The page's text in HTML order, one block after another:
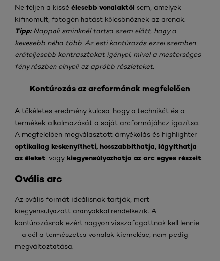
Ne féljen a kissé élesebb vonalaktól sem, amelyek
kifinomult, fotogén hatást kölcsönöznek az arcnak.
Tipp:Nappali sminknél tartsa szem előtt, hogy a
kevesebb néha több. Az esti kontúrozás ezzel szemben
erőteljesebb kontrasztokat igényel, mivel a mesterséges
fény részben elnyeli az apróbb részleteket.
Kontúrozás az arcformának megfelelően
A tökéletes eredmény kulcsa, hogy a technikát és a
termékek alkalmazását a saját arcformájához igazítsa.
A megfelelően megválasztott árnyékolás és highlighter
optikailag keskenyítheti, hosszabbíthatja, lágyíthatja
az éleket , vagy kiegyensúlyozhatja az arc egyes részeit.
Ovális arc
Az ovális formát ideálisnak tartják, mert
kiegyensúlyozott arányokkal rendelkezik. A
kontúrozásnak ezért nagyon visszafogottnak kell lennie
– a cél a természetes vonalak kiemelése, nem pedig
megváltoztatása.